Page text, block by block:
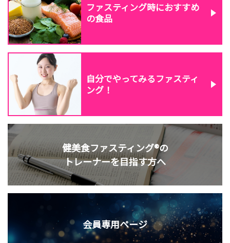
ファスティング時におすすめ
の食品
自分でやってみるファスティ
ング！
健美食ファスティング®の
トレーナーを目指す方へ
会員専用ページ